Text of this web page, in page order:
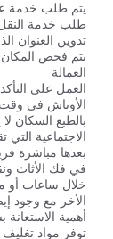
يتم طلب خدمة
طلب خدمة النقل
تدوين العنوان
يتم فحص المكان
العمالة
العمل على
الأوناش في وقت
بالطبع السكان
الاجتماعية
بعدها مباشرة
في فك الأثاث
الأخر مع وجود
أهمية
توفر مواد